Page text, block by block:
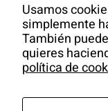
Si
Usamos
simplemente
También
quieres
política de